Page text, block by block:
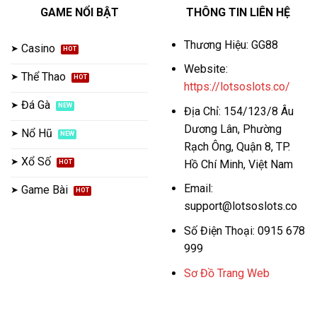
GAME NỔI BẬT
Casino
Thể Thao
Đá Gà
Nổ Hũ
Xổ Số
Game Bài
THÔNG TIN LIÊN HỆ
Thương Hiệu: GG88
Website:
https://lotsoslots.co/
Địa Chỉ: 154/123/8 Âu
Dương Lân, Phường
Rạch Ông, Quận 8, TP.
Hồ Chí Minh, Việt Nam
Email:
support@lotsoslots.co
Số Điện Thoại: 0915 678
999
Sơ Đồ Trang Web